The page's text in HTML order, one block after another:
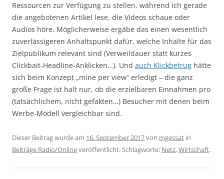
Ressourcen zur Verfügung zu stellen, während ich gerade
die angebotenen Artikel lese, die Videos schaue oder
Audios höre. Möglicherweise ergäbe das einen wesentlich
zuverlässigeren Anhaltspunkt dafür, welche Inhalte für das
Zielpublikum relevant sind (Verweildauer statt kurzes
Clickbait-Headline-Anklicken…). Und auch Klickbetrug hätte
sich beim Konzept „mine per view“ erledigt – die ganz
große Frage ist halt nur, ob die erzielbaren Einnahmen pro
(tatsächlichem, nicht gefakten…) Besucher mit denen beim
Werbe-Modell vergleichbar sind.
Dieser Beitrag wurde am 16. September 2017von mgessat in
Beiträge Radio/Onlineveröffentlicht. Schlagworte: Netz,Wirtschaft.